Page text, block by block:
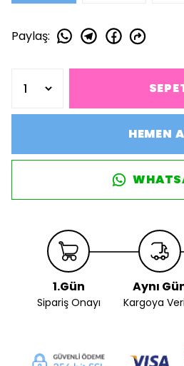
Paylaş:
HEMEN
1.Gün
Sipariş Onayı
Aynı
Kargoya